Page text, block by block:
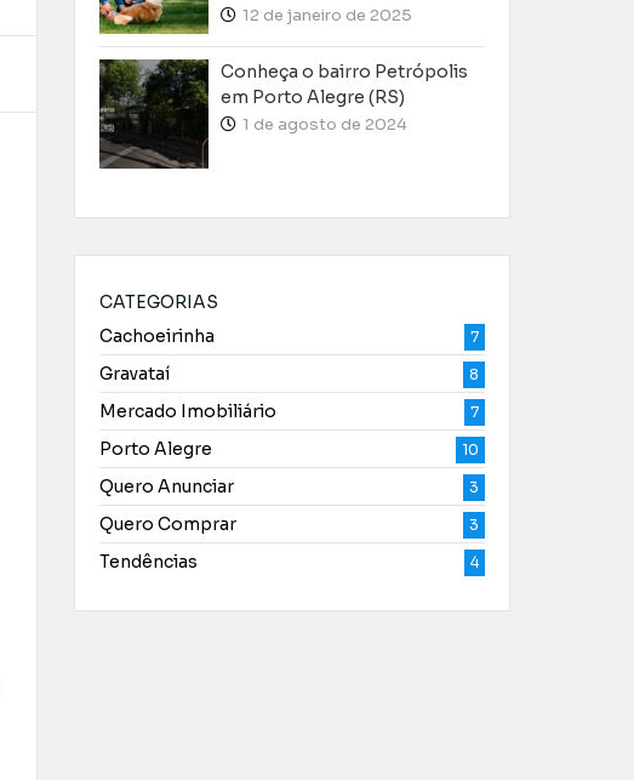
12 de janeiro de 2025
Conheça o bairro Petrópolis
em Porto Alegre (RS)
1 de agosto de 2024
CATEGORIAS
Cachoeirinha
7
Gravataí 8
Mercado Imobiliário 7
Porto Alegre 10
Quero Anunciar 3
Quero Comprar 3
Tendências 4